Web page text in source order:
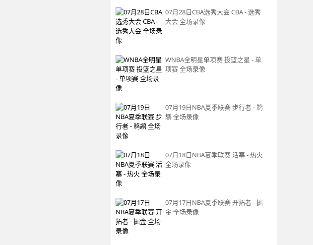
07月28日CBA选秀大会 CBA - 选秀
大会 全场录像
WNBA全明星单项赛 投篮之星 - 单
项赛 全场录像
07月19日NBA夏季联赛 步行者 - 鹈
鹕 全场录像
07月18日NBA夏季联赛 活塞 - 热火
全场录像
07月17日NBA夏季联赛 开拓者 - 掘
金 全场录像